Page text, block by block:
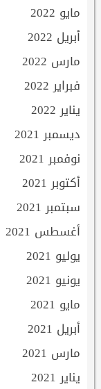
مايو 2022
أبريل 2022
مارس 2022
فبراير 2022
يناير 2022
ديسمبر 2021
نوفمبر 2021
أكتوبر 2021
سبتمبر 2021
أغسطس 2021
يوليو 2021
يونيو 2021
مايو 2021
أبريل 2021
مارس 2021
يناير 2021